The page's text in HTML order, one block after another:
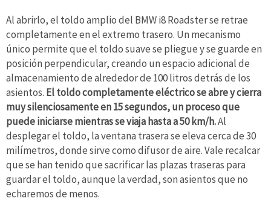
Al abrirlo, el toldo amplio del BMW i8 Roadster se retrae
completamente en el extremo trasero. Un mecanismo
único permite que el toldo suave se pliegue y se guarde en
posición perpendicular, creando un espacio adicional de
almacenamiento de alrededor de 100 litros detrás de los
asientos. El toldo completamente eléctrico se abre y cierra
muy silenciosamente en 15 segundos, un proceso que
puede iniciarse mientras se viaja hasta a 50 km/h.Al
desplegar el toldo, la ventana trasera se eleva cerca de 30
milímetros, donde sirve como difusor de aire. Vale recalcar
que se han tenido que sacrificar las plazas traseras para
guardar el toldo, aunque la verdad, son asientos que no
echaremos de menos.